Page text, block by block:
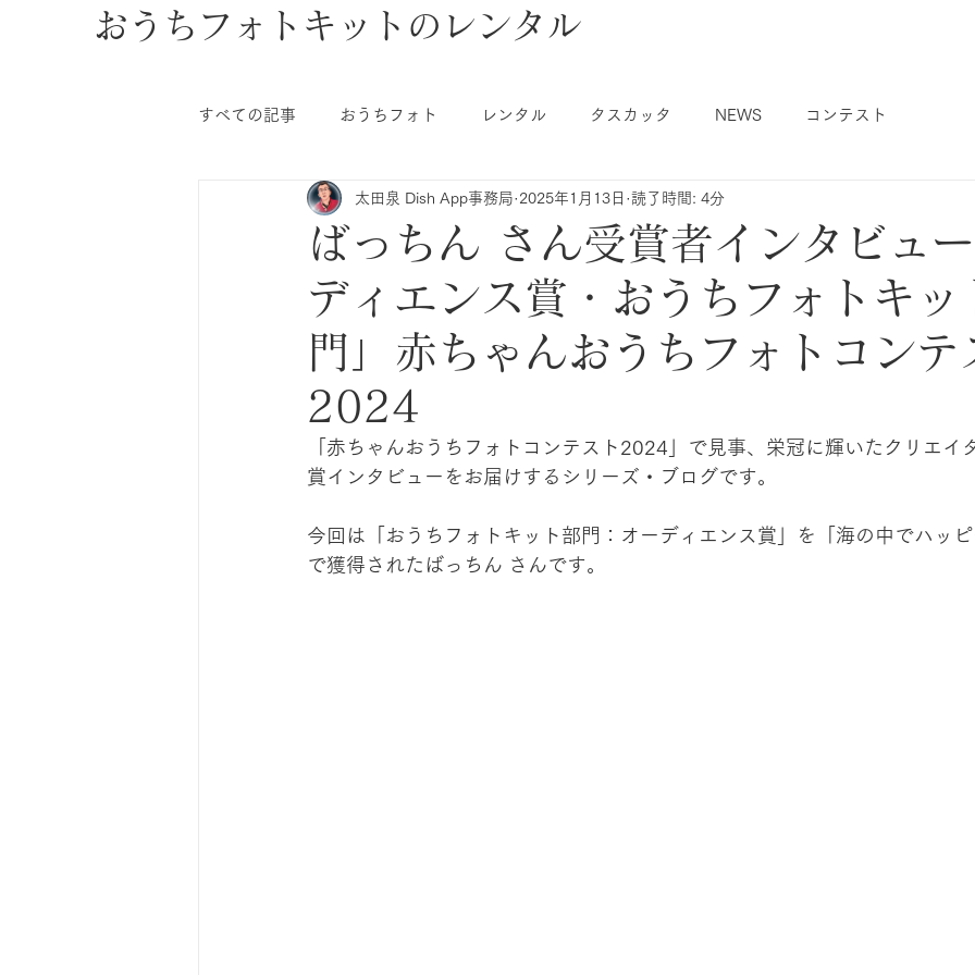
おうちフォトキットのレンタル
すべての記事 おうちフォト レンタル タスカッタ NEWS コンテスト
ばっちん さん受賞者インタビュ
ディエンス賞・おうちフォトキッ
門」赤ちゃんおうちフォトコンテ
2024
太田泉 Dish App事務局 2025年1月13日 読了時間: 4分
「赤ちゃんおうちフォトコンテスト2024」で見事、栄冠に輝いたクリエイ
賞インタビューをお届けするシリーズ・ブログです。
今回は「おうちフォトキット部門：オーディエンス賞」を「海の中でハッ
で獲得された ばっちん さんです。